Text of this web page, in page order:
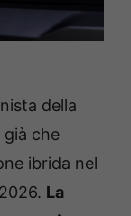
della
già che
ibrida nel
La